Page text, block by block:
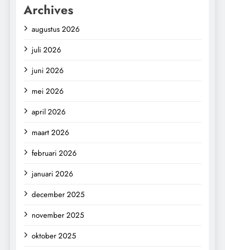
Archives
augustus 2026
juli 2026
juni 2026
mei 2026
april 2026
maart 2026
februari 2026
januari 2026
december 2025
november 2025
oktober 2025